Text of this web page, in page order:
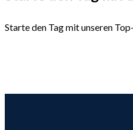
Starte den Tag mit unseren